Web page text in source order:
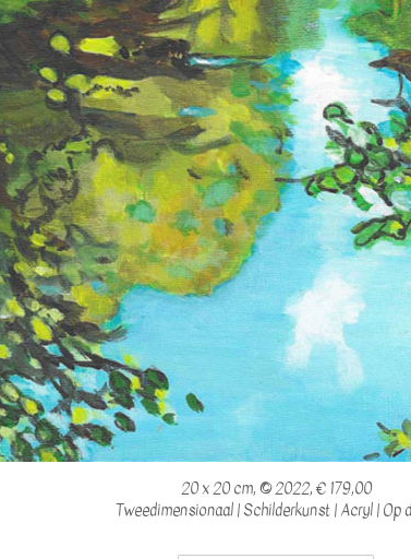
20 x 20 cm, © 2022, € 179,00
Tweedimensionaal | Schilderkunst | Acryl | Op